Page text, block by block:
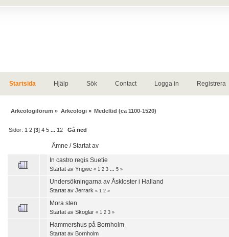
Startsida Hjälp Sök Contact Logga in Registrera
Arkeologiforum » Arkeologi» Medeltid (ca 1100-1520)
Sidor: 1 2 [3]4 5 ... 12 Gå ned
Ämne /Startat av
In castro regis Suetie
Startat av Yngwe « 1 2 3 5 »
Undersökningarna av Åskloster i Halland
Startat av Jerrark « 1 2 »
Mora sten
Startat av Skoglar « 1 2 3 »
Hammershus på Bornholm
Startat av Bornholm